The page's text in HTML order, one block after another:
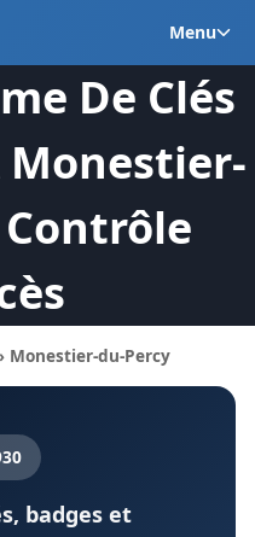
Menu
De Clés
Monestier-
› Monestier-du-Percy
badges et